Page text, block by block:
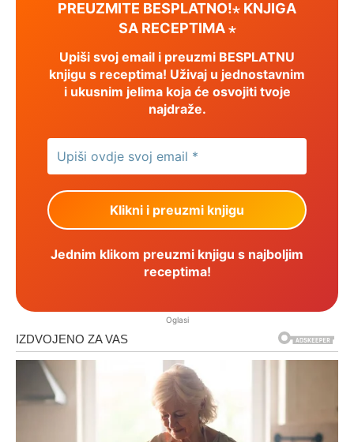
PREUZMITE BESPLATNO!⋆ KNJIGA
SA RECEPTIMA ⋆
Upiši svoj email i preuzmi BESPLATNU
knjigu s receptima! Uživaj u jednostavnim
i ukusnim jelima koja će osvojiti tvoje
najdraže.
Jednim klikom preuzmi knjigu s najboljim
receptima!
Oglasi